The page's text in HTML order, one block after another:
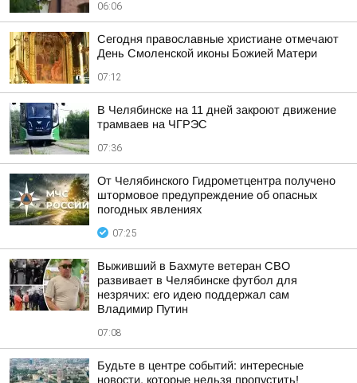
06:06
Сегодня православные христиане отмечают
День Смоленской иконы Божией Матери
07:12
В Челябинске на 11 дней закроют движение
трамваев на ЧГРЭС
07:36
От Челябинского Гидрометцентра получено
штормовое предупреждение об опасных
погодных явлениях
07:25
Выживший в Бахмуте ветеран СВО
развивает в Челябинске футбол для
незрячих: его идею поддержал сам
Владимир Путин
07:08
Будьте в центре событий: интересные
новости, которые нельзя пропустить!